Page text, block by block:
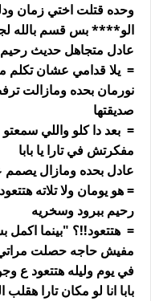
وحده قتلت اختي زمان
الو**** بس قسم بالله
عادل متجاهل حديث رحيم
= يلا قدامي عشان تكلم
نورمان بحده ومازالت
صديقتها
= بعد دا كلو واللي
مفكرتش في تارا يا بابا
عادل بحده ومازال يصمم
= هو يومان ولا تلاته هتتعود
رحيم ببرود وسخريه
= هتتعود!!؟ "بينما
مفيش حاجه حصلت مراتي
في يوم وليله هتتعود ع
بابا انا لو مكان تارا هقلب